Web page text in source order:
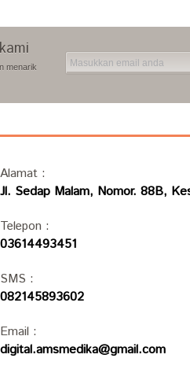
menarik
Alamat :
Jl. Sedap Malam, Nomor. 88B,
Telepon :
03614493451
SMS :
082145893602
Email :
digital.amsmedika@gmail.com